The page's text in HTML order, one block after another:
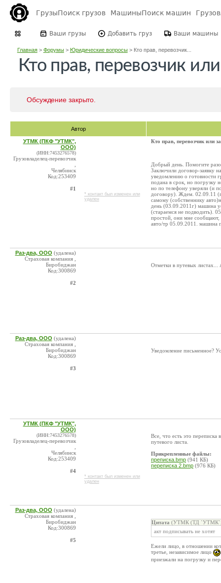
ГрузыПоиск грузов МашиныПоиск машин
Ваши грузы Добавить груз Ваши машины
Главная> Форумы> Юридические вопросы> Кто прав, перевозчик...
Кто прав, перевозчик
Обсуждение закрыто.
Автор
УТМК (ПКФ "УТМК",
ООО)
(ИНН:7453276578)
Грузовладелец-перевозчик
Челябинск
Код:253409
#1
* контакт был изменен или
удален
Кто прав, перевозчик или
Добрый день. Помогите
Заключили договор-заявку
уведомлению о готовности
подана в срок, но погрузку
но по телефону уверяли (и
договору). Ждем. 02.09.11
самому (собственнику
день (03.09.2011г) машина
(стараемся не подводить).
простой, они мне сообщают,
авто/тр 05.09.2011. машина
Раз-два, ООО (удалена)
Страховая компания ,
Биробиджан
Код:300869
#2
Отметки в путевых листах...
Раз-два, ООО (удалена)
Страховая компания ,
Биробиджан
Код:300869
#3
Уведомление письменное?
УТМК (ПКФ "УТМК",
ООО)
(ИНН:7453276578)
Грузовладелец-перевозчик
Челябинск
Код:253409
#4
* контакт был изменен или
удален
Все, что есть это переписка
путевого листа.
Прикрепленные файлы:
преписка.bmp (941 КБ)
переписка 2.bmp (976 КБ)
Раз-два, ООО (удалена)
Страховая компания ,
Биробиджан
Код:300869
#5
Цитата (УТМК (ТД `УТМК`,
акт подписывать не хотят
Ежели лицо, в отношении
третье, независимое лицо
приезжали на погрузку и